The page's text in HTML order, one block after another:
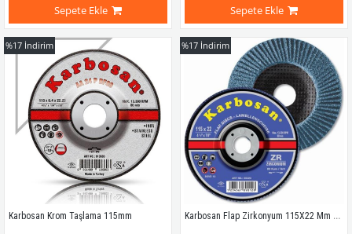
Sepete Ekle Sepete Ekle
Karbosan Krom Taşlama 115mm
%17 İndirim
Karbosan Flap Zirkonyum 115X22 Mm 80 Kum
%17 İndirim